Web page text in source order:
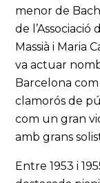
menor de
de l’Associació
Massià i Maria
va actuar
Barcelona
clamorós de
com un gran
amb grans
Entre 1953 i